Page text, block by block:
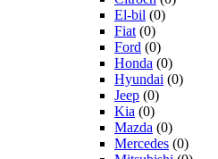
El-bil (0)
Fiat (0)
Ford (0)
Honda (0)
Hyundai (0)
Jeep (0)
Kia (0)
Mazda (0)
Mercedes (0)